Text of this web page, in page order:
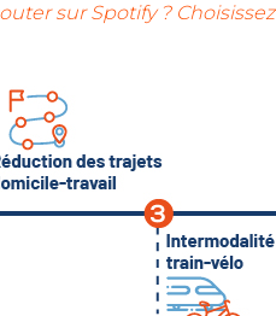
sur Spotify ?